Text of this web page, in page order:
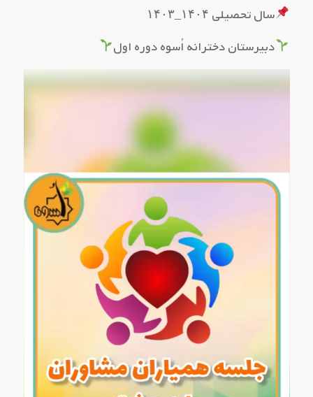
سال تحصیلی ۱۴۰۴_۱۴۰۳
دبیرستان دخترانه اُسوه دوره اول